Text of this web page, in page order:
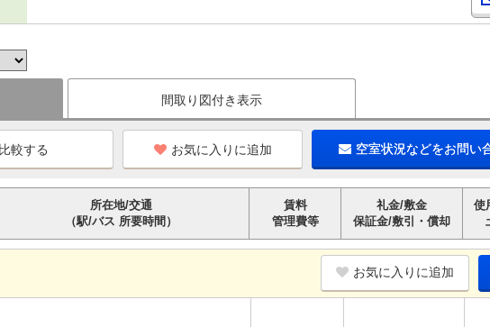
間取り図付き表示
お気に入りに追加 空室状況などをお問い
所在地/交通
（駅/バス 所要時間）
賃料
管理費等
礼金/敷金
保証金/敷引・償却
使
お気に入りに追加